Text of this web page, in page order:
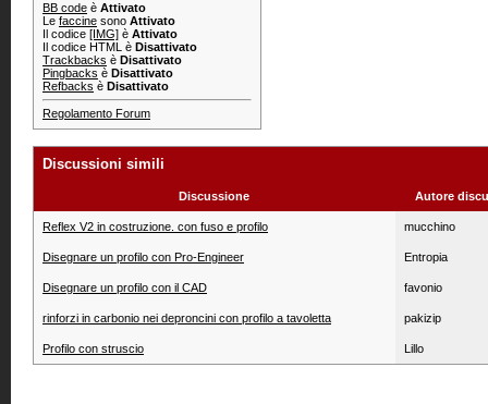
BB code è Attivato
Le faccine sono Attivato
Il codice [IMG] è Attivato
Il codice HTML è Disattivato
Trackbacks è Disattivato
Pingbacks è Disattivato
Refbacks è Disattivato
Regolamento Forum
Discussioni simili
Discussione Autore
Reflex V2 in costruzione. con fuso e profilo mucchino
Disegnare un profilo con Pro-Engineer Entropia
Disegnare un profilo con il CAD favonio
rinforzi in carbonio nei deproncini con profilo a tavoletta pakizip
Profilo con struscio Lillo